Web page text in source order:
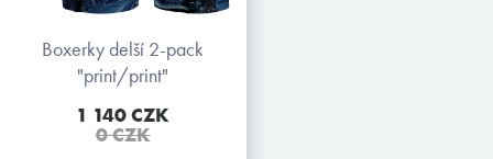
boxerky delší 2-pack
"print/print"
1 140 CZK
0 CZK